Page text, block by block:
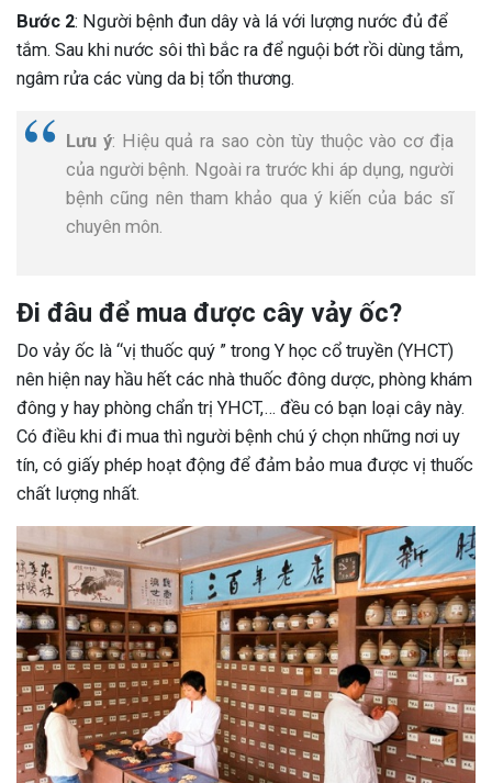
Bước 2: Người bệnh đun dây và lá với lượng nước đủ để
tắm. Sau khi nước sôi thì bắc ra để nguội bớt rồi dùng tắm,
ngâm rửa các vùng da bị tổn thương.
Lưu ý: Hiệu quả ra sao còn tùy thuộc vào cơ địa
của người bệnh. Ngoài ra trước khi áp dụng, người
bệnh cũng nên tham khảo qua ý kiến của bác sĩ
chuyên môn.
Đi đâu để mua được cây vảy ốc?
Do vảy ốc là “vị thuốc quý ” trong Y học cổ truyền (YHCT)
nên hiện nay hầu hết các nhà thuốc đông dược, phòng khám
đông y hay phòng chẩn trị YHCT,… đều có bạn loại cây này.
Có điều khi đi mua thì người bệnh chú ý chọn những nơi uy
tín, có giấy phép hoạt động để đảm bảo mua được vị thuốc
chất lượng nhất.